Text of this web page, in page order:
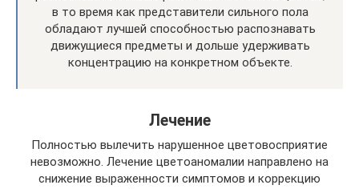
в то время как представители сильного пола
обладают лучшей способностью распознавать
движущиеся предметы и дольше удерживать
концентрацию на конкретном объекте.
Лечение
Полностью вылечить нарушенное цветовосприятие
невозможно. Лечение цветоаномалии направлено на
снижение выраженности симптомов и коррекцию